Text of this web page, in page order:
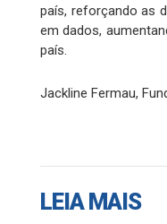
país, reforçando as
em dados,
país.
Jackline Fermau,
LEIA MAIS